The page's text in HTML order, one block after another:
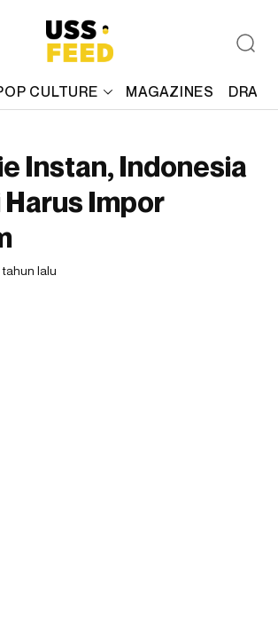
CULTURE MAGAZINES
Instan, Indonesia
Impor
tahun lalu